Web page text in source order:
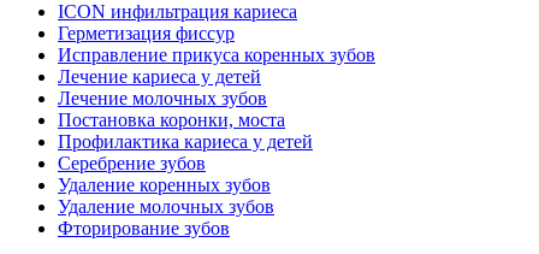
ICON инфильтрация кариеса
Герметизация фиссур
Исправление прикуса коренных зубов
Лечение кариеса у детей
Лечение молочных зубов
Постановка коронки, моста
Профилактика кариеса у детей
Серебрение зубов
Удаление коренных зубов
Удаление молочных зубов
Фторирование зубов